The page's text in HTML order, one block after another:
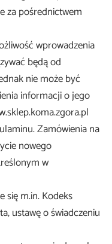
za pośrednictwem
wprowadzenia
będą od
nie może być
informacji o jego
Zamówienia na
nowego
w
się m.in. Kodeks
ustawę o świadczeniu